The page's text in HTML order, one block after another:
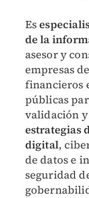
Es
de la
asesor y
empresas
financieros
públicas
validación y
estrategias
digital,
de datos e
seguridad